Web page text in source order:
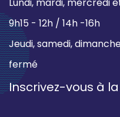
Lundi, mardi, mercredi
9h15 - 12h / 14h -16h
Jeudi, samedi,
fermé
Inscrivez-vous à